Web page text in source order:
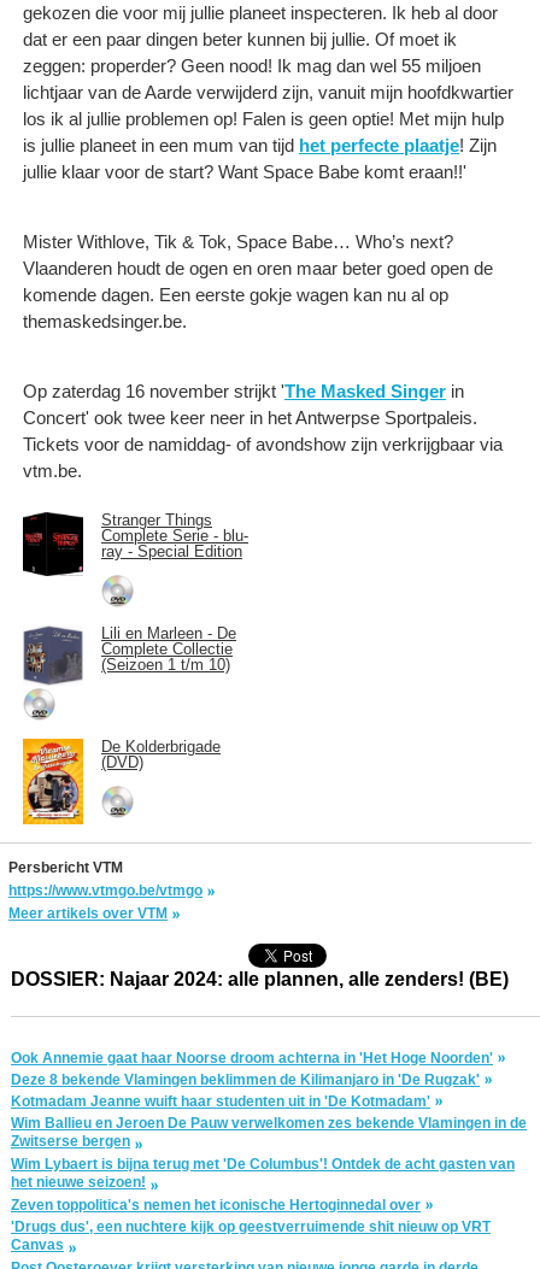
gekozen die voor mij jullie planeet inspecteren. Ik heb al door
dat er een paar dingen beter kunnen bij jullie. Of moet ik
zeggen: properder? Geen nood! Ik mag dan wel 55 miljoen
lichtjaar van de Aarde verwijderd zijn, vanuit mijn hoofdkwartier
los ik al jullie problemen op! Falen is geen optie! Met mijn hulp
is jullie planeet in een mum van tijd het perfecte plaatje! Zijn
jullie klaar voor de start? Want Space Babe komt eraan!!'
Mister Withlove, Tik & Tok, Space Babe… Who’s next?
Vlaanderen houdt de ogen en oren maar beter goed open de
komende dagen. Een eerste gokje wagen kan nu al op
themaskedsinger.be.
Op zaterdag 16 november strijkt 'The Masked Singer in
Concert' ook twee keer neer in het Antwerpse Sportpaleis.
Tickets voor de namiddag- of avondshow zijn verkrijgbaar via
vtm.be.
Stranger Things
Complete Serie - blu-
ray - Special Edition
Lili en Marleen - De
Complete Collectie
(Seizoen 1 t/m 10)
De Kolderbrigade
(DVD)
Persbericht VTM
https://www.vtmgo.be/vtmgo
Meer artikels over VTM
DOSSIER: Najaar 2024: alle plannen, alle zenders! (BE)
Ook Annemie gaat haar Noorse droom achterna in 'Het Hoge Noorden'
Deze 8 bekende Vlamingen beklimmen de Kilimanjaro in 'De Rugzak'
Kotmadam Jeanne wuift haar studenten uit in 'De Kotmadam'
Wim Ballieu en Jeroen De Pauw verwelkomen zes bekende Vlamingen in de
Zwitserse bergen
Wim Lybaert is bijna terug met 'De Columbus'! Ontdek de acht gasten van
het nieuwe seizoen!
Zeven toppolitica's nemen het iconische Hertoginnedal over
'Drugs dus', een nuchtere kijk op geestverruimende shit nieuw op VRT
Canvas